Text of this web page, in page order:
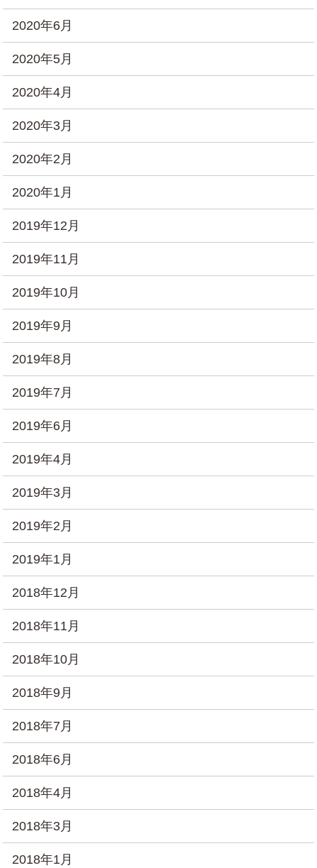
2020年6月
2020年5月
2020年4月
2020年3月
2020年2月
2020年1月
2019年12月
2019年11月
2019年10月
2019年9月
2019年8月
2019年7月
2019年6月
2019年4月
2019年3月
2019年2月
2019年1月
2018年12月
2018年11月
2018年10月
2018年9月
2018年7月
2018年6月
2018年4月
2018年3月
2018年1月